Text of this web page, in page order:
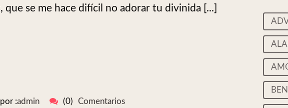
que se me hace difícil no adorar tu divinida [...]
:admin (0) Comentarios